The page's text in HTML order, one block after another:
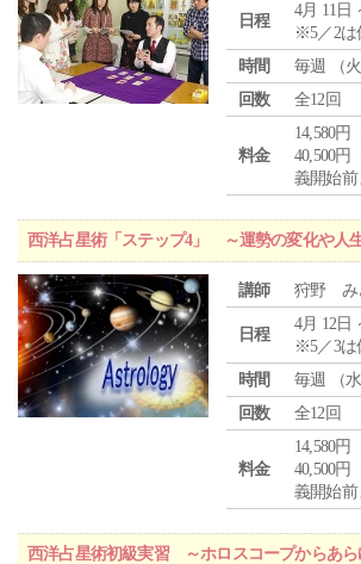
日程
4月 11日
※5／2は
時間
毎週 （火
回数
全12回
料金
14,580円
40,500
義開始前
西洋占星術「ステップ4」 ～運勢の変化や人
講師 狩野 み
日程
4月 12日
※5／3は
時間
毎週 （水
回数
全12回
料金
14,580円
40,500
義開始前
西洋占星術初級実習 ～ホロスコープからあ